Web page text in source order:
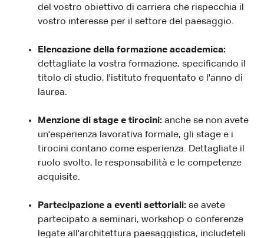
del vostro obiettivo di carriera che rispecchia il
vostro interesse per il settore del paesaggio.
Elencazione della formazione accademica:
dettagliate la vostra formazione, specificando il
titolo di studio, l'istituto frequentato e l'anno di
laurea.
Menzione di stage e tirocini: anche se non avete
un'esperienza lavorativa formale, gli stage e i
tirocini contano come esperienza. Dettagliate il
ruolo svolto, le responsabilità e le competenze
acquisite.
Partecipazione a eventi settoriali: se avete
partecipato a seminari, workshop o conferenze
legate all'architettura paesaggistica, includeteli